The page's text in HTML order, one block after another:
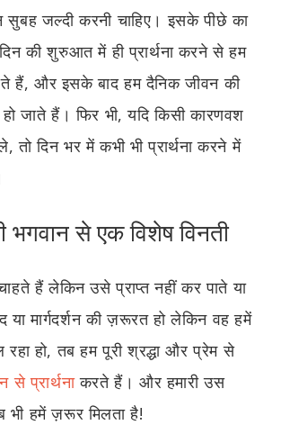
सुबह जल्दी करनी चाहिए। इसके पीछे का
की शुरुआत में ही प्रार्थना करने से हम
हैं, और इसके बाद हम दैनिक जीवन की
जाते हैं। फिर भी, यदि किसी कारणवश
तो दिन भर में कभी भी प्रार्थना करने में
भगवान से एक विशेष विनती
हैं लेकिन उसे प्राप्त नहीं कर पाते या
या मार्गदर्शन की ज़रूरत हो लेकिन वह हमें
रहा हो, तब हम पूरी श्रद्धा और प्रेम से
से प्रार्थनाकरते हैं। और हमारी उस
भी हमें ज़रूर मिलता है!